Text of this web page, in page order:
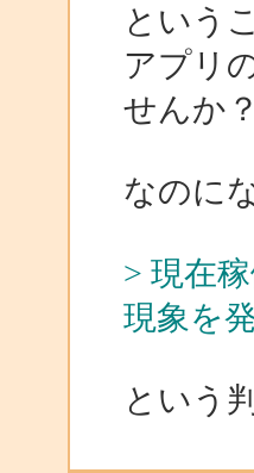
という
アプリ
せんか？
なのに
> 現在
現象を
という